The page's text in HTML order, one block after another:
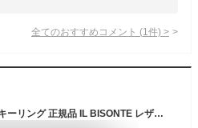
全てのおすすめコメント (1 件) >
イルビゾンテ 財布 キーケース キーリング 正規品 IL BISONTE レザー 三つ折り ブラウン レッド ネイビー ウォレット ミニ財布 コインケース 小銭入れ 売れ筋アイテム ・54202309290-0062502(メンズ)(レディース)